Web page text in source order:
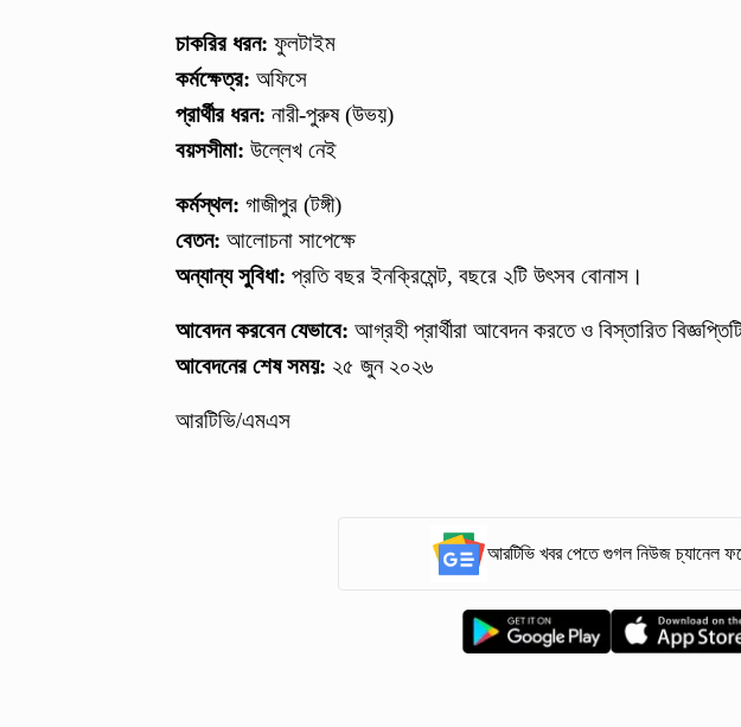
চাকরির ধরন: ফুলটাইম
কর্মক্ষেত্র: অফিসে
প্রার্থীর ধরন: নারী-পুরুষ (উভয়)
বয়সসীমা: উল্লেখ নেই
কর্মস্থল: গাজীপুর (টঙ্গী)
বেতন: আলোচনা সাপেক্ষে
অন্যান্য সুবিধা: প্রতি বছর ইনক্রিমেন্ট, বছরে ২টি উৎসব বোনাস।
আবেদন করবেন যেভাবে: আগ্রহী প্রার্থীরা আবেদন করতে ও বিস্তারিত
আবেদনের শেষ সময়: ২৫ জুন ২০২৬
আরটিভি/এমএস
আরটিভি খবর পেতে গুগল নিউজ চ্যানেল